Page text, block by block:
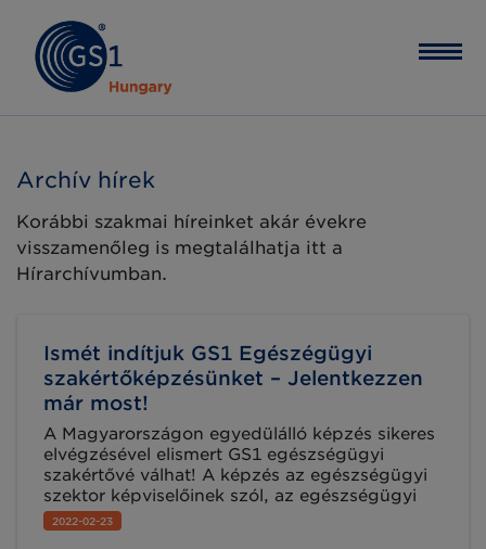
Archív hírek
Korábbi szakmai híreinket akár évekre
visszamenőleg is megtalálhatja itt a
Hírarchívumban.
Ismét indítjuk GS1 Egészégügyi
szakértőképzésünket – Jelentkezzen
már most!
A Magyarországon egyedülálló képzés sikeres
elvégzésével elismert GS1 egészségügyi
szakértővé válhat! A képzés az egészségügyi
szektor képviselőinek szól, az egészségügyi
iparág bármely szegmensében tevékenykedő
szakemberek nemzetközi kitekintéssel és
2022-02-23